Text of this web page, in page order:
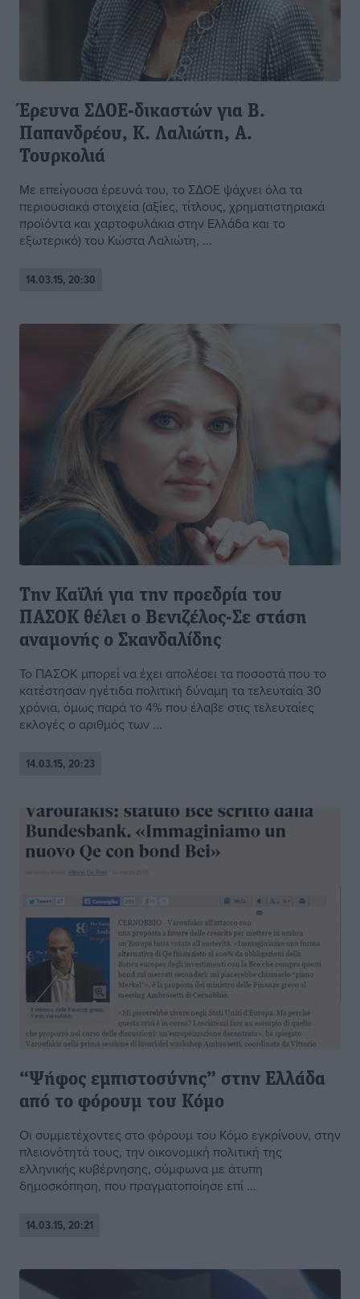
Έρευνα ΣΔΟΕ-δικαστών για Β.
Παπανδρέου, Κ. Λαλιώτη, Α.
Τουρκολιά
Με επείγουσα έρευνά του, το ΣΔΟΕ ψάχνει όλα τα
περιουσιακά στοιχεία (αξίες, τίτλους, χρηματιστηριακά
προϊόντα και χαρτοφυλάκια στην Ελλάδα και το
εξωτερικό) του Κώστα Λαλιώτη, ...
14.03.15, 20:30
Την Καϊλή για την προεδρία του
ΠΑΣΟΚ θέλει ο Βενιζέλος-Σε στάση
αναμονής ο Σκανδαλίδης
Το ΠΑΣΟΚ μπορεί να έχει απολέσει τα ποσοστά που το
κατέστησαν ηγέτιδα πολιτική δύναμη τα τελευταία 30
χρόνια, όμως παρά το 4% που έλαβε στις τελευταίες
εκλογές ο αριθμός των ...
14.03.15, 20:23
“Ψήφος εμπιστοσύνης” στην Ελλάδα
από το φόρουμ του Κόμο
Οι συμμετέχοντες στο φόρουμ του Κόμο εγκρίνουν, στην
πλειονότητά τους, την οικονομική πολιτική της
ελληνικής κυβέρνησης, σύμφωνα με άτυπη
δημοσκόπηση, που πραγματοποίησε επί ...
14.03.15, 20:21